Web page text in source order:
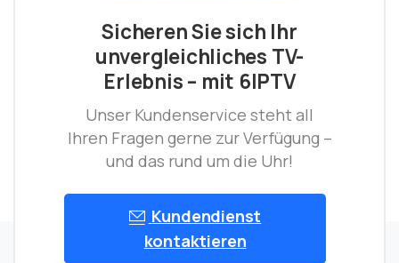
Sicheren Sie sich Ihr
unvergleichliches TV-
Erlebnis – mit 6IPTV
Unser Kundenservice steht all
Ihren Fragen gerne zur Verfügung –
und das rund um die Uhr!
Kundendienst
kontaktieren